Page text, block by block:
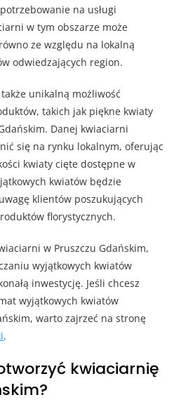
na usługi
w tym obszarze może
ze względu na lokalną
odwiedzających region.
unikalną możliwość
takich jak piękne kwiaty
Danej kwiaciarni
się na rynku lokalnym, oferując
kwiaty cięte dostępne w
kwiatów będzie
klientów poszukujących
florystycznych.
w Pruszczu Gdańskim,
wyjątkowych kwiatów
inwestycję. Jeśli chcesz
wyjątkowych kwiatów
warto zajrzeć na stronę
.
kwiaciarnię